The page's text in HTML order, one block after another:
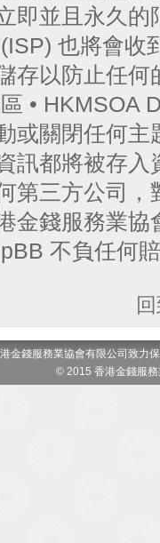
即並且永久
也將會收
存以防止任
• HKMSOA
或關閉任何
訊都將被存
第三方公司
金錢服務業
不負任何
金錢服務業協會有限公司致力
© 2015 香港金錢服